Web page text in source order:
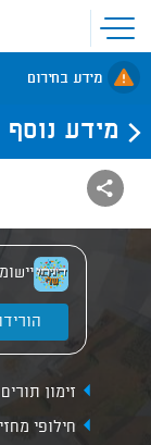
פתיחת
תפריט
אתר
מידע בחירום
מידע נוסף
זימון תורים
חילופי